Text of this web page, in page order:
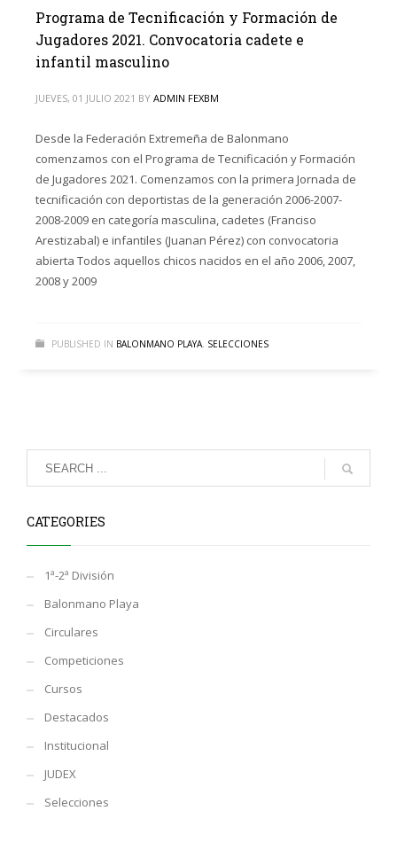
Programa de Tecnificación y Formación de
Jugadores 2021. Convocatoria cadete e
infantil masculino
JUEVES, 01 JULIO 2021 BY ADMIN FEXBM
Desde la Federación Extremeña de Balonmano
comenzamos con el Programa de Tecnificación y Formación
de Jugadores 2021. Comenzamos con la primera Jornada de
tecnificación con deportistas de la generación 2006-2007-
2008-2009 en categoría masculina, cadetes (Franciso
Arestizabal) e infantiles (Juanan Pérez) con convocatoria
abierta Todos aquellos chicos nacidos en el año 2006, 2007,
2008 y 2009
PUBLISHED IN BALONMANO PLAYA, SELECCIONES
CATEGORIES
1ª-2ª División
Balonmano Playa
Circulares
Competiciones
Cursos
Destacados
Institucional
JUDEX
Selecciones